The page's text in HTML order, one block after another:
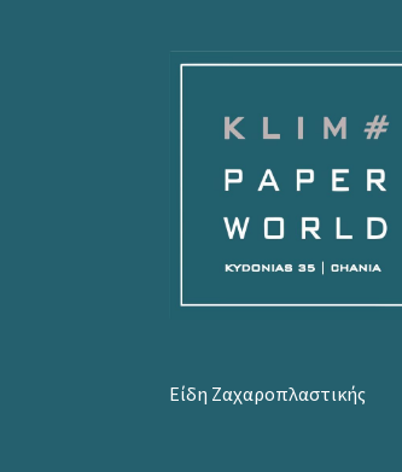
Απευθείας
Μετάβαση
περιεχόμενο
Είδη Ζαχαροπλαστικής